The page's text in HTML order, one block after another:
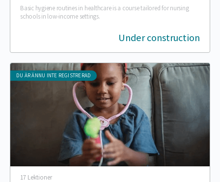
Basic hygiene routines in healthcare is a course tailored for nursing
schools in low-income settings.
Under construction
DU ÄR ÄNNU INTE REGISTRERAD
17 Lektioner